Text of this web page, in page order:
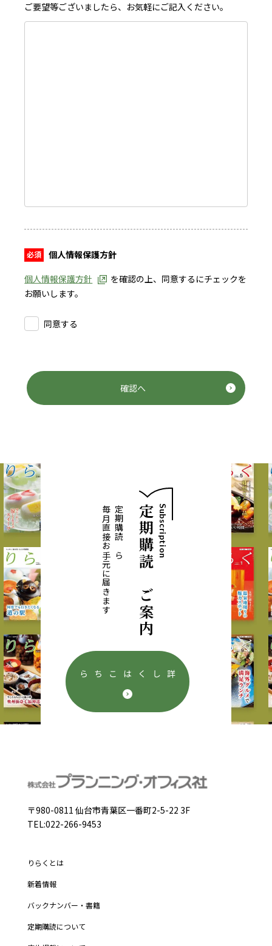
ご要望等ございましたら、お気軽にご記入ください。
個人情報保護方針
個人情報保護方針
を確認の上、同意するにチェックを
お願いします。
同意する
確認へ
Subscription
定期購読のご案内
定期購読なら
毎月直接お手元に届きます
詳しくはこちら
〒980-0811 仙台市青葉区一番町2-5-22 3F
TEL:022-266-9453
りらくとは
新着情報
バックナンバー・書籍
定期購読について